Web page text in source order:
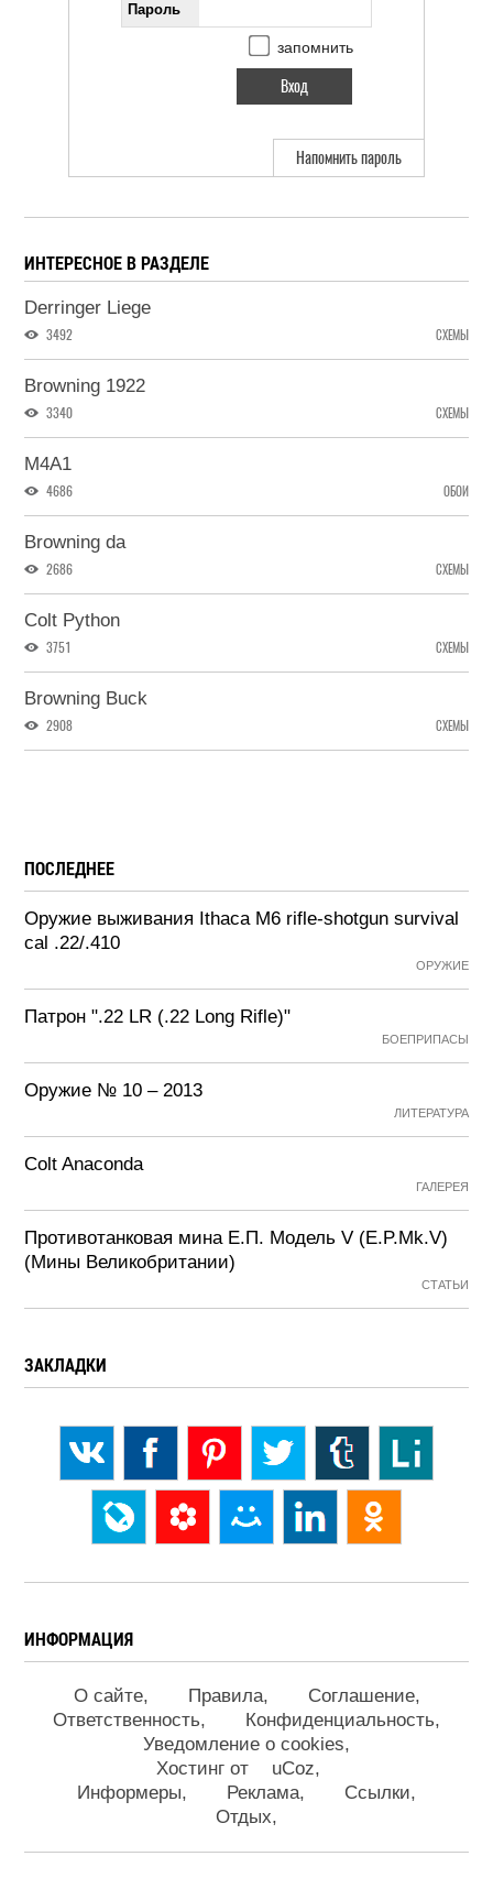
Пароль
запомнить
Напомнить пароль
ИНТЕРЕСНОЕ В РАЗДЕЛЕ
Derringer Liege
3492 СХЕМЫ
Browning 1922
3340 СХЕМЫ
M4A1
4686 ОБОИ
Browning da
2686 СХЕМЫ
Colt Python
3751 СХЕМЫ
Browning Buck
2908 СХЕМЫ
ПОСЛЕДНЕЕ
Оружие выживания Ithaca M6 rifle-shotgun survival
cal .22/.410
ОРУЖИЕ
Патрон ".22 LR (.22 Long Rifle)"
БОЕПРИПАСЫ
Оружие № 10 – 2013
ЛИТЕРАТУРА
Colt Anaconda
ГАЛЕРЕЯ
Противотанковая мина Е.П. Модель V (E.P.Mk.V)
(Мины Великобритании)
СТАТЬИ
ЗАКЛАДКИ
ИНФОРМАЦИЯ
О сайте Правила
Соглашение
Ответственность
Конфиденциальность
Уведомление о cookies
Хостинг от
uCoz
Информеры
Реклама
Ссылки
Отдых